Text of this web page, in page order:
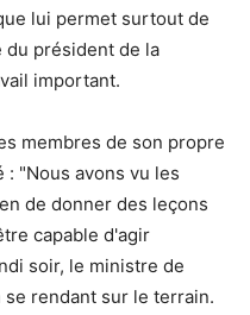
lui permet surtout de
président de la
important.
membres de son propre
: "Nous avons vu les
de donner des leçons
capable d'agir
soir, le ministre de
rendant sur le terrain.